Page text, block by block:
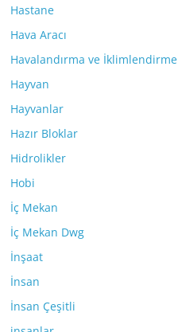
Hastane
Hava Aracı
Havalandırma ve İklimlendirme
Hayvan
Hayvanlar
Hazır Bloklar
Hidrolikler
Hobi
İç Mekan
İç Mekan Dwg
İnşaat
İnsan
İnsan Çeşitli